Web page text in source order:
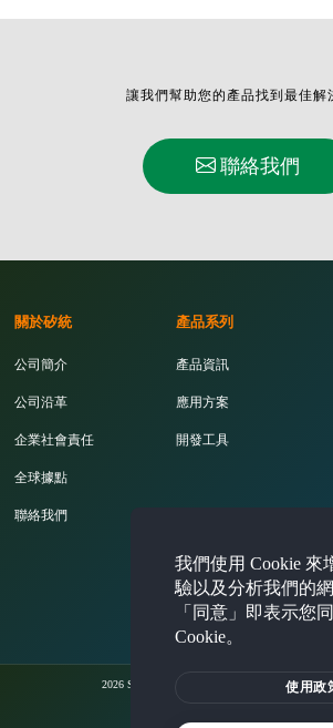
讓我們幫助您的產品找到最佳解
聯絡我們
關於矽統
公司簡介
公司沿革
企業社會責任
全球據點
聯絡我們
產品系列
產品資訊
應用方案
開發工具
投資人專區
2026 Silicon Integrated Systems Corporation. All
我們使用 Cookie 來
驗以及分析我們的
「同意」即表示您
Cookie。
使用政